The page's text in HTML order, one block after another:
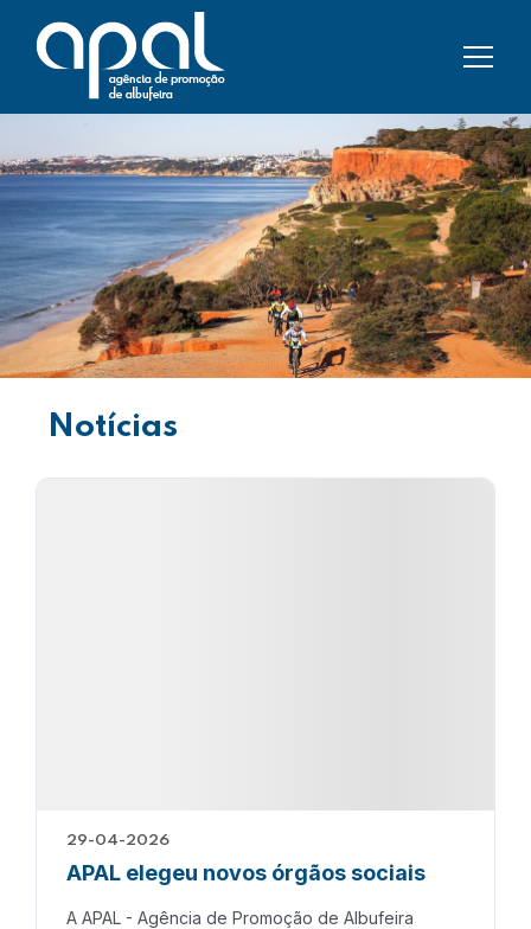
Notícias
29-04-2026
APAL elegeu novos órgãos sociais
A APAL - Agência de Promoção de Albufeira